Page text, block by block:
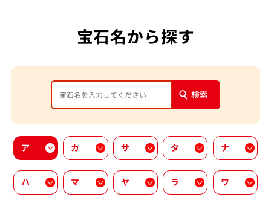
宝石名から探す
検索
ア カ サ タ ナ
ハ マ ヤ ラ ワ